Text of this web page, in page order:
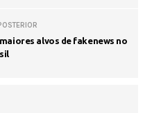
alvos de fakenews no